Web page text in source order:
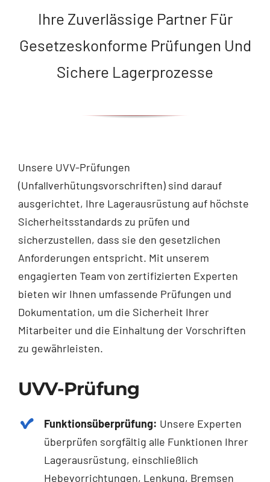
Ihre Zuverlässige Partner Für
Gesetzeskonforme Prüfungen Und
Sichere Lagerprozesse
Unsere UVV-Prüfungen
(Unfallverhütungsvorschriften) sind darauf
ausgerichtet, Ihre Lagerausrüstung auf höchste
Sicherheitsstandards zu prüfen und
sicherzustellen, dass sie den gesetzlichen
Anforderungen entspricht. Mit unserem
engagierten Team von zertifizierten Experten
bieten wir Ihnen umfassende Prüfungen und
Dokumentation, um die Sicherheit Ihrer
Mitarbeiter und die Einhaltung der Vorschriften
zu gewährleisten.
UVV-Prüfung
Funktionsüberprüfung: Unsere Experten
überprüfen sorgfältig alle Funktionen Ihrer
Lagerausrüstung, einschließlich
Hebevorrichtungen, Lenkung, Bremsen